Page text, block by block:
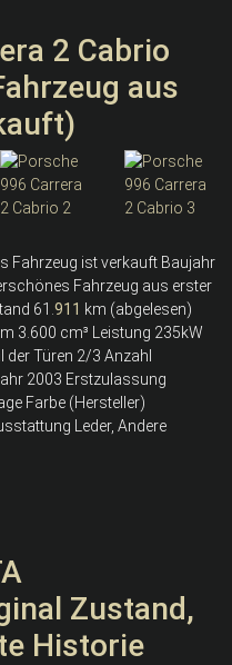
2 Cabrio
aus
Fahrzeug ist verkauft Baujahr
Fahrzeug aus erster
61.911 km (abgelesen)
3.600 cm³ Leistung 235kW
Türen 2/3 Anzahl
2003 Erstzulassung
Farbe (Hersteller)
Leder, Andere
Zustand,
Historie